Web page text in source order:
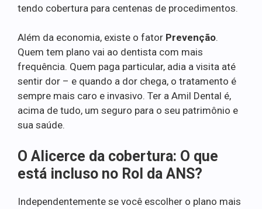
tendo cobertura para centenas de procedimentos.
Além da economia, existe o fator Prevenção.
Quem tem plano vai ao dentista com mais
frequência. Quem paga particular, adia a visita até
sentir dor – e quando a dor chega, o tratamento é
sempre mais caro e invasivo. Ter a Amil Dental é,
acima de tudo, um seguro para o seu patrimônio e
sua saúde.
O Alicerce da cobertura: O que
está incluso no Rol da ANS?
Independentemente se você escolher o plano mais